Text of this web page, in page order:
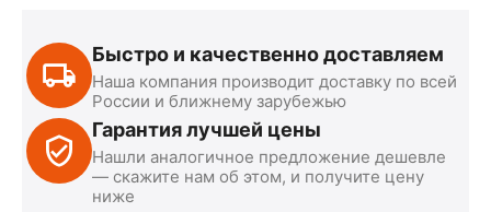
Быстро и качественно доставляем
Наша компания производит доставку по всей
России и ближнему зарубежью
Гарантия лучшей цены
Нашли аналогичное предложение дешевле
— скажите нам об этом, и получите цену
ниже